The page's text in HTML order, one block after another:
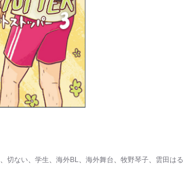
、 切ない、 学生、 海外BL、 海外舞台、 牧野琴子、 雲田は